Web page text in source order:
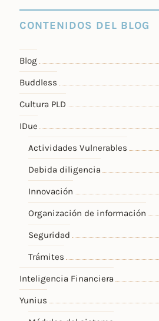
CONTENIDOS DEL BLOG
Blog
Buddless
Cultura PLD
IDue
Actividades Vulnerables
Debida diligencia
Innovación
Organización de información
Seguridad
Trámites
Inteligencia Financiera
Yunius